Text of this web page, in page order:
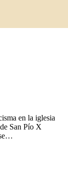
en la iglesia
San Pío X